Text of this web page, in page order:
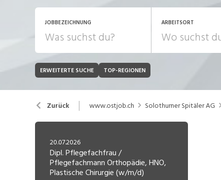
JOBBEZEICHNUNG ARBEITSORT
JOB-TYP
Festanstellung
Freelance
Lehrstelle
Bank, Versicherung
Chemie, Pharma, Biotechnologie
Engineering, Technik, Architektur
Gastronomie, Hotellerie,
Tourismus, Lebensmittel
ERWEITERTE SUCHE TOP-REGIONEN
Zurück www.ostjob.ch Solothurner Spitäler AG
20.07.2026
Dipl. Pflegefachfrau /
Pflegefachmann Orthopädie, HNO,
Plastische Chirurgie (w/m/d)